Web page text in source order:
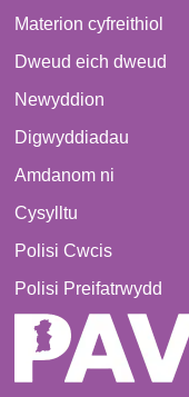
Materion cyfreithiol
Dweud eich dweud
Newyddion
Digwyddiadau
Amdanom ni
Cysylltu
Polisi Cwcis
Polisi Preifatrwydd